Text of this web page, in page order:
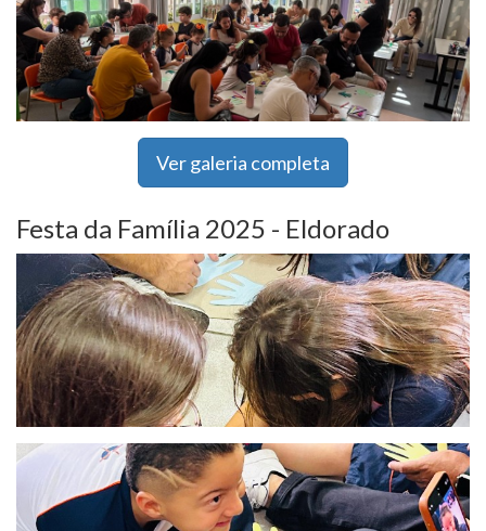
Ver galeria completa
Festa da Família 2025 - Eldorado